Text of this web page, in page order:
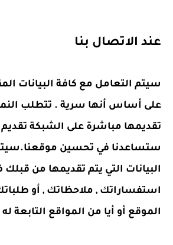
عند الاتصال بنا
سيتم التعامل مع كافة البيانات
على أساس أنها سرية . تتطلب
تقديمها مباشرة على الشبكة تقديم
ستساعدنا في تحسين
البيانات التي يتم تقديمها من قبلك
استفساراتك , ملاحظاتك , أو
الموقع أو أيا من المواقع التابعة له